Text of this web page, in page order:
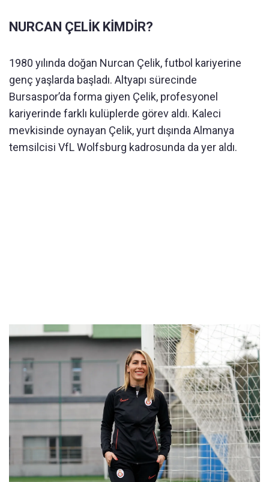
NURCAN ÇELİK KİMDİR?
1980 yılında doğan Nurcan Çelik, futbol kariyerine
genç yaşlarda başladı. Altyapı sürecinde
Bursaspor’da forma giyen Çelik, profesyonel
kariyerinde farklı kulüplerde görev aldı. Kaleci
mevkisinde oynayan Çelik, yurt dışında Almanya
temsilcisi VfL Wolfsburg kadrosunda da yer aldı.